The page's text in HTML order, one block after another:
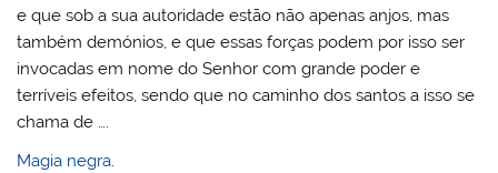
e que sob a sua autoridade estão não apenas anjos, mas
também demónios, e que essas forças podem por isso ser
invocadas em nome do Senhor com grande poder e
terríveis efeitos, sendo que no caminho dos santos a isso se
chama de ….
Magia negra.